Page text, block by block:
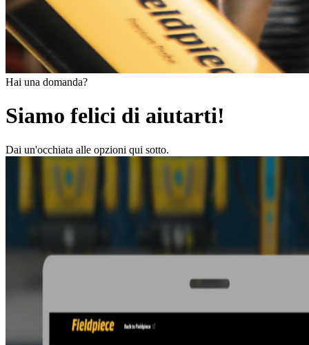
Hai una domanda?
Siamo felici di aiutarti!
Dai un'occhiata alle opzioni qui sotto.